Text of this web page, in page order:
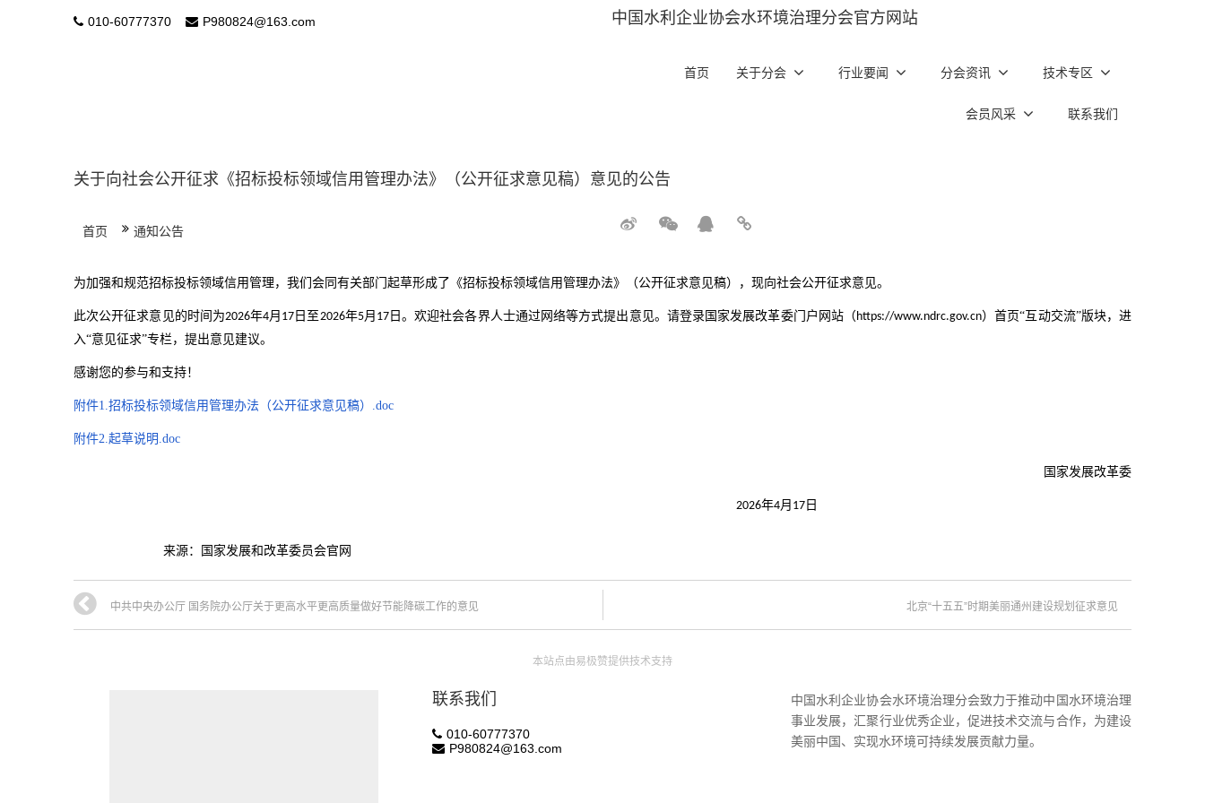
010-60777370 P980824@163.com 中国水利企业协会水环境治理分会官方网站
首页 关于分会 行业要闻 分会资讯 技术专区
会员风采 联系我们
关于向社会公开征求《招标投标领域信用管理办法》（公开征求意见稿）意见的公告
首页 通知公告
为加强和规范招标投标领域信用管理，我们会同有关部门起草形成了《招标投标领域信用管理办法》（公开征求意见稿），现向社会公开征求意见。
此次公开征求意见的时间为2026年4月 17 日至2026年5月 17日。欢迎社会各界人士通过网络等方式提出意见。请登录国家发展改革委门户网站（https://www.ndrc.gov.cn）首页“互动交流”版块，进
入“意见征求”专栏，提出意见建议。
感谢您的参与和支持！
附件1.招标投标领域信用管理办法（公开征求意见稿）.doc
附件2.起草说明.doc
国家发展改革委
2026年4月 17 日
来源：国家发展和改革委员会官网
中共中央办公厅 国务院办公厅关于更高水平更高质量做好节能降碳工作的意见 北京“十五五”时期美丽通州建设规划征求意见
本站点由易极赞提供技术支持
联系我们
010-60777370
P980824@163.com
中国水利企业协会水环境治理分会致力于推动中国水环境治理
事业发展，汇聚行业优秀企业，促进技术交流与合作，为建设
美丽中国、实现水环境可持续发展贡献力量。